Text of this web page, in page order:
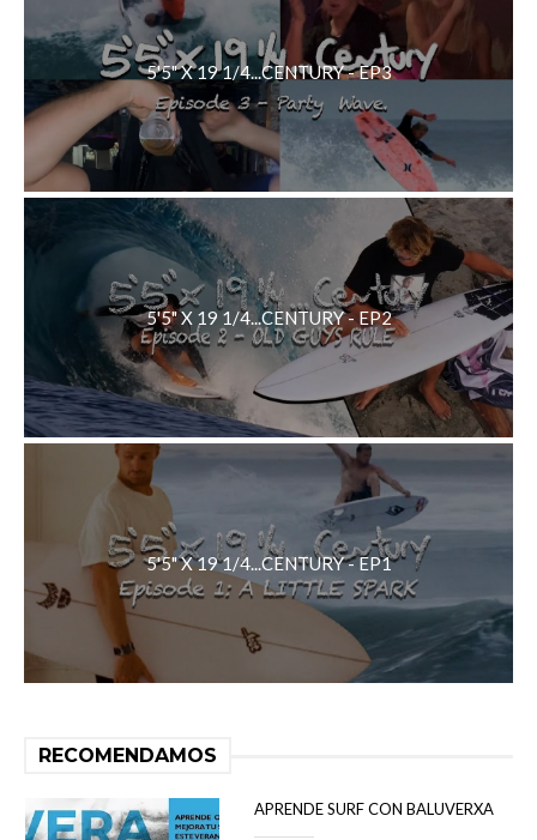
5'5" X 19 1/4...CENTURY - EP3
5'5" X 19 1/4...CENTURY - EP2
5'5" X 19 1/4...CENTURY - EP1
RECOMENDAMOS
APRENDE SURF CON BALUVERXA